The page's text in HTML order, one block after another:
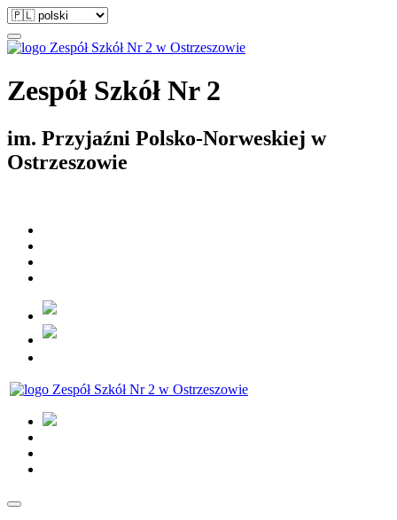
Zespół Szkół Nr 2
im. Przyjaźni Polsko-Norweskiej w
Ostrzeszowie